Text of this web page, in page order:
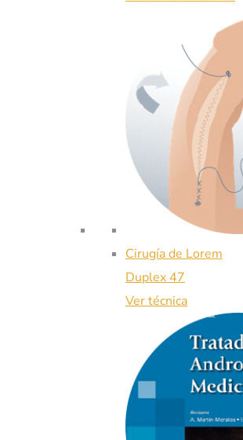
Cirugía de Lorem
Duplex 47
Ver técnica